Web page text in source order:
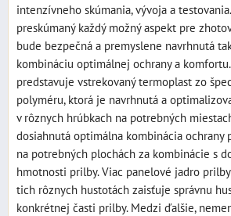
intenzívneho skúmania, vývoja a
preskúmaný každý možný aspekt pre
bude bezpečná a premyslene navrhnutá
kombináciu optimálnej ochrany a
predstavuje vstrekovaný termoplast zo
polyméru, ktorá je navrhnutá a
v rôznych hrúbkach na potrebných
dosiahnutá optimálna kombinácia ochrany
na potrebných plochách za kombinácie s
hmotnosti prilby. Viac panelové jadro
tich rôznych hustotách zaisťuje správnu
konkrétnej časti prilby. Medzi ďalšie,